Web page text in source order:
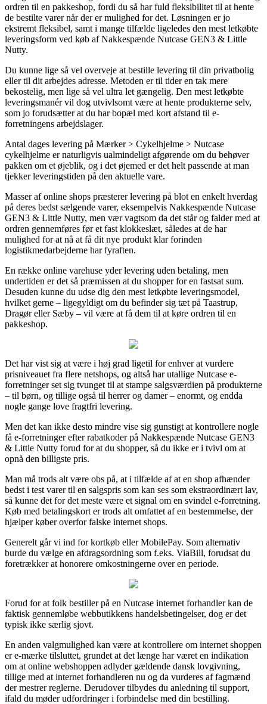
ordren til en pakkeshop, fordi du så har fuld fleksibilitet til at hente
de bestilte varer når der er mulighed for det. Løsningen er jo
ekstremt fleksibel, samt i mange tilfælde ligeledes den mest letkøbte
leveringsform ved køb af Nakkespænde Nutcase GEN3 & Little
Nutty.
Du kunne lige så vel overveje at bestille levering til din privatbolig
eller til dit arbejdes adresse. Metoden er til tider en tak mere
bekostelig, men lige så vel ultra let gængelig. Den mest letkøbte
leveringsmanér vil dog utvivlsomt være at hente produkterne selv,
som jo forudsætter at du har bopæl med kort afstand til e-
forretningens arbejdslager.
Antal dages levering på Mærker > Cykelhjelme > Nutcase
cykelhjelme er naturligvis ualmindeligt afgørende om du behøver
pakken om et øjeblik, og i det øjemed er det helt passende at man
tjekker leveringstiden på den aktuelle vare.
Masser af online shops præsterer levering på blot en enkelt hverdag
på deres bedst sælgende varer, eksempelvis Nakkespænde Nutcase
GEN3 & Little Nutty, men vær vagtsom da det står og falder med at
ordren gennemføres før et fast klokkeslæt, således at de har
mulighed for at nå at få dit nye produkt klar forinden
logistikmedarbejderne har fyraften.
En række online varehuse yder levering uden betaling, men
undertiden er det så præmissen at du shopper for en fastsat sum.
Desuden kunne du udse dig den mest letkøbte leveringsmodel,
hvilket gerne – ligegyldigt om du befinder sig tæt på Taastrup,
Dragør eller Sæby – vil være at få dem til at køre ordren til en
pakkeshop.
Det har vist sig at være i høj grad ligetil for enhver at vurdere
prisniveauet fra flere netshops, og altså har utallige Nutcase e-
forretninger set sig tvunget til at stampe salgsværdien på produkterne
– til børn, og tillige også til herrer og damer – enormt, og endda
nogle gange love fragtfri levering.
Men det kan ikke desto mindre vise sig gunstigt at kontrollere nogle
få e-forretninger efter rabatkoder på Nakkespænde Nutcase GEN3
& Little Nutty forud for at du shopper, så du ikke er i tvivl om at
opnå den billigste pris.
Man må trods alt være obs på, at i tilfælde af at en shop afhænder
bedst i test varer til en salgspris som kan ses som ekstraordinært lav,
så kunne det for det meste være et signal om en svindel e-forretning.
Køb med betalingskort er trods alt omfattet af en bestemmelse, der
hjælper køber overfor falske internet shops.
Generelt går vi ind for kortkøb eller MobilePay. Som alternativ
burde du vælge en afdragsordning som f.eks. ViaBill, forudsat du
foretrækker at honorere omkostningerne over en periode.
Forud for at folk bestiller på en Nutcase internet forhandler kan de
faktisk gennemløbe webbutikkens handelsbetingelser, dog er det
typisk ikke særlig sjovt.
En anden valgmulighed kan være at kontrollere om internet shoppen
er e-mærke tilsluttet, grundet at det længe har været en indikation
om at online webshoppen adlyder gældende dansk lovgivning,
tillige med at internet forhandleren nu og da vurderes af fagmænd
der mestrer reglerne. Derudover tilbydes du anledning til support,
ifald du møder udfordringer i forbindelse med din bestilling.